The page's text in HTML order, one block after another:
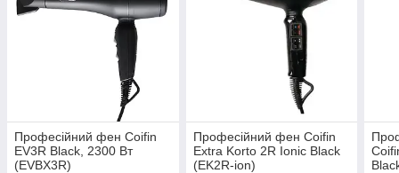
Професійний фен Coifin
EV3R Black, 2300 Вт
(EVBX3R)
Професійний фен Coifin
Extra Korto 2R Ionic Black
(EK2R-ion)